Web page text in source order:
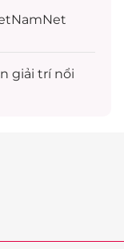
giải trínổi